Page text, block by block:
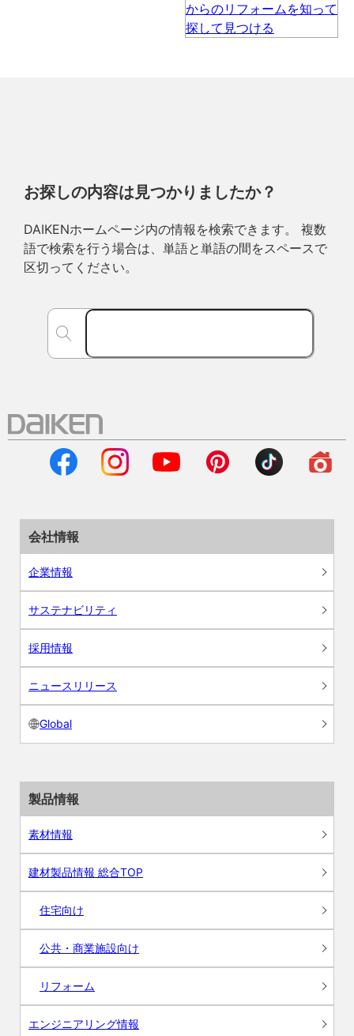
お探しの内容は見つかりましたか？
DAIKENホームページ内の情報を検索できます。 複数
語で検索を行う場合は、単語と単語の間をスペースで
区切ってください。
会社情報
企業情報
サステナビリティ
採用情報
ニュースリリース
Global
製品情報
素材情報
建材製品情報 総合TOP
住宅向け
公共・商業施設向け
リフォーム
エンジニアリング情報